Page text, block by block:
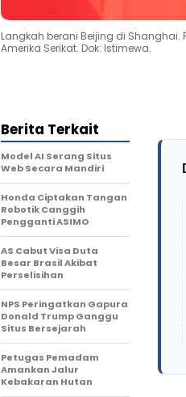
Langkah berani Beijing di Shanghai.
Amerika Serikat. Dok: Istimewa.
Berita Terkait
Model AI Serang Situs
Web Secara Mandiri
Honda Ciptakan Tangan
Robotik Canggih
Pengganti ASIMO
AS Cabut Visa Duta
Besar Brasil Akibat
Perselisihan
NPS Peringatkan Gapura
Donald Trump Ganggu
Situs Bersejarah
Petugas Pemadam
Amankan Jalur
Kebakaran Hutan